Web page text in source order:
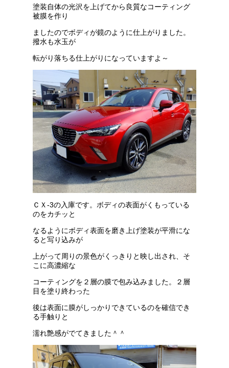
塗装自体の光沢を上げてから良質なコーティング
被膜を作り
ましたのでボディが鏡のように仕上がりました。
撥水も水玉が
転がり落ちる仕上がりになっていますよ～
ＣＸ-3の入庫です。ボディの表面がくもっている
のをカチッと
なるようにボディ表面を磨き上げ塗装が平滑にな
ると写り込みが
上がって周りの景色がくっきりと映し出され、そ
こに高濃縮な
コーティングを２層の膜で包み込みました。２層
目を塗り終わった
後は表面に膜がしっかりできているのを確信でき
る手触りと
濡れ艶感がでてきました＾＾